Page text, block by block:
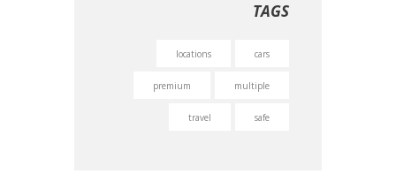
TAGS
cars
locations
multiple
premium
safe
travel